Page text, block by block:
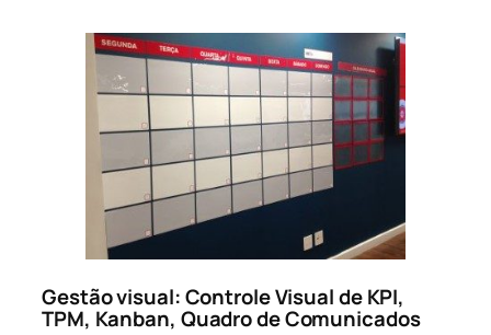
Gestão visual: Controle Visual de KPI,
TPM, Kanban, Quadro de Comunicados